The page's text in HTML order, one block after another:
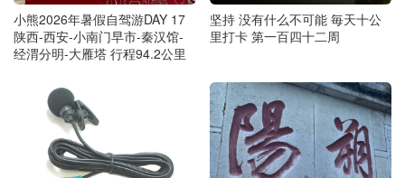
小熊2026年暑假自驾游DAY 17
陕西-西安-小南门早市-秦汉馆-
经渭分明-大雁塔 行程94.2公里
坚持 没有什么不可能 毎天十公
里打卡 第一百四十二周